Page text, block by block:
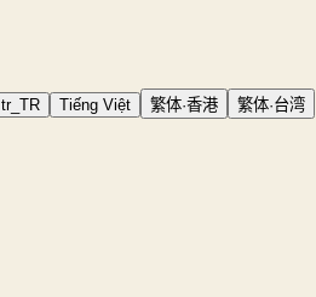
tr_TR Tiếng Việt 繁体·香港 繁体·台湾